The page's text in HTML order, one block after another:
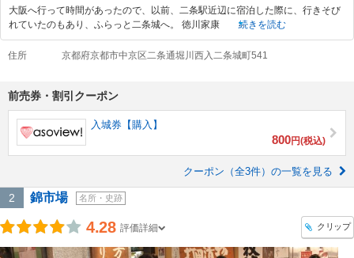
大阪へ行って時間があったので、以前、二条駅近辺に宿泊した際に、行きそび
れていたのもあり、ふらっと二条城へ。 徳川家康
続きを読む
住所 京都府京都市中京区二条通堀川西入二条城町541
前売券・割引クーポン
入城券【購入】
800円(税込)
クーポン（全3件）の一覧を見る
2 錦市場 名所・史跡
4.28 評価詳細 クリップ